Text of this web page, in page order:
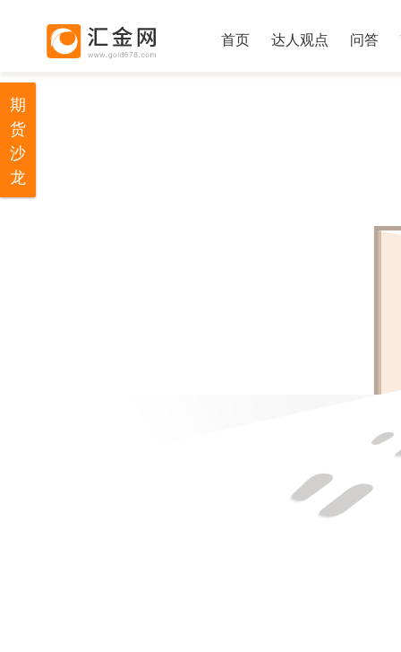
首页 达人观点 问答
期
货
沙
龙